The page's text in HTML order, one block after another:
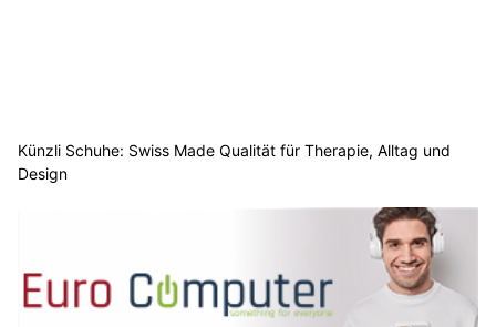
Künzli Schuhe: Swiss Made Qualität für Therapie, Alltag und
Design